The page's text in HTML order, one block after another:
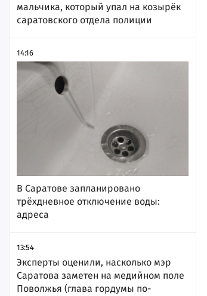
мальчика, который упал на козырёк
саратовского отдела полиции
14:16
В Саратове запланировано
трёхдневное отключение воды:
адреса
13:54
Эксперты оценили, насколько мэр
Саратова заметен на медийном поле
Поволжья (глава гордумы по-